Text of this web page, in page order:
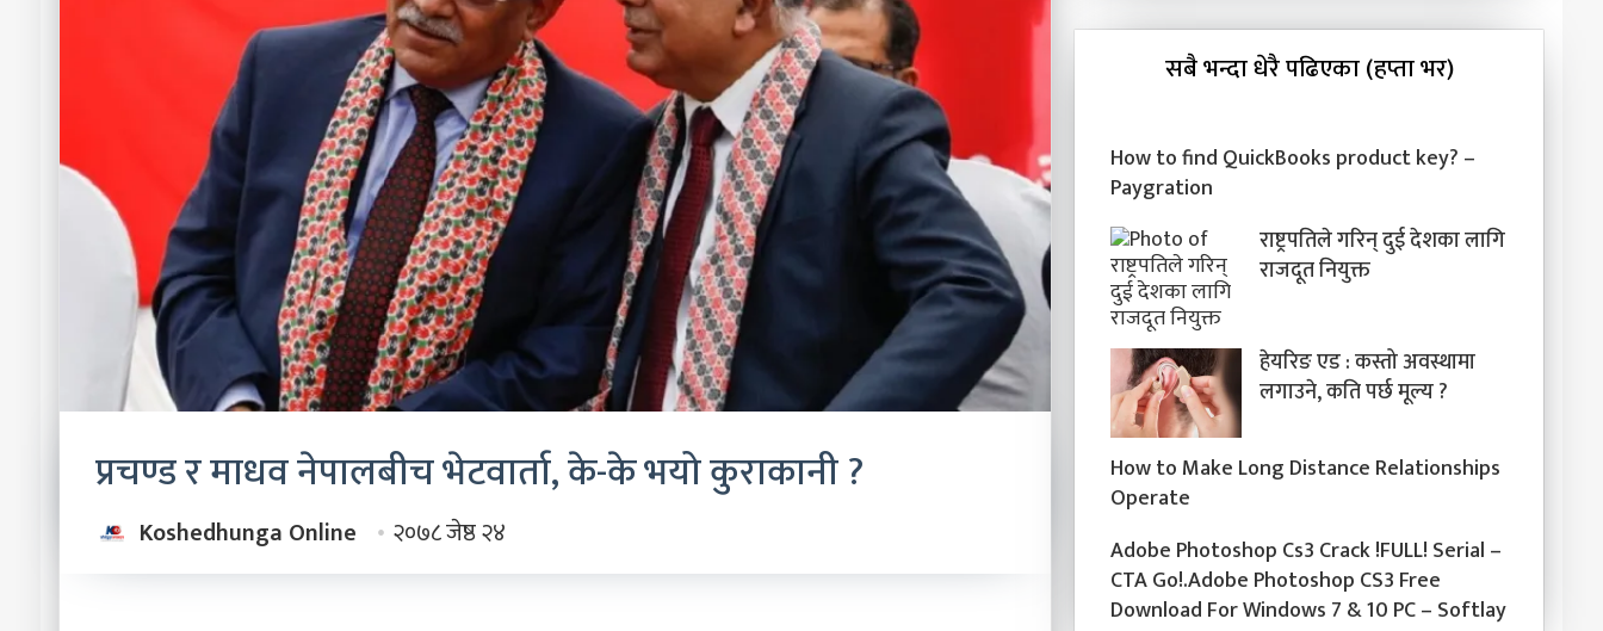
प्रचण्ड र माधव नेपालबीच भेटवार्ता, के-के भयो कुराकानी ?
Koshedhunga Online २०७८ जेष्ठ २४
सबै भन्दा धेरै पढिएका (हप्ता भर)
How to find QuickBooks product key? –
Paygration
राष्ट्रपतिले गरिन् दुई देशका लागि
राजदूत नियुक्त
हेयरिङ एड : कस्तो अवस्थामा
लगाउने, कति पर्छ मूल्य ?
How to Make Long Distance Relationships
Operate
Adobe Photoshop Cs3 Crack !FULL! Serial –
CTA Go!.Adobe Photoshop CS3 Free
Download For Windows 7 & 10 PC – Softlay